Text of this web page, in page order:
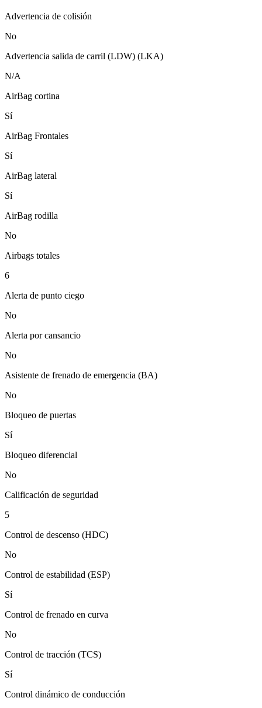
Advertencia de colisión
No
Advertencia salida de carril (LDW) (LKA)
N/A
AirBag cortina
Sí
AirBag Frontales
Sí
AirBag lateral
Sí
AirBag rodilla
No
Airbags totales
6
Alerta de punto ciego
No
Alerta por cansancio
No
Asistente de frenado de emergencia (BA)
No
Bloqueo de puertas
Sí
Bloqueo diferencial
No
Calificación de seguridad
5
Control de descenso (HDC)
No
Control de estabilidad (ESP)
Sí
Control de frenado en curva
No
Control de tracción (TCS)
Sí
Control dinámico de conducción